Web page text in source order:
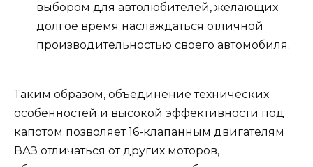
выбором для автолюбителей, желающих
долгое время наслаждаться отличной
производительностью своего автомобиля.
Таким образом, объединение технических
особенностей и высокой эффективности под
капотом позволяет 16-клапанным двигателям
ВАЗ отличаться от других моторов,